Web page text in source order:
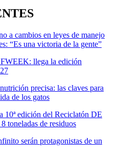
a cambios en leyes de manejo
“Es una victoria de la gente”
llega la edición
precisa: las claves para
de los gatos
10ª edición del Reciclatón DE
toneladas de residuos
serán protagonistas de un